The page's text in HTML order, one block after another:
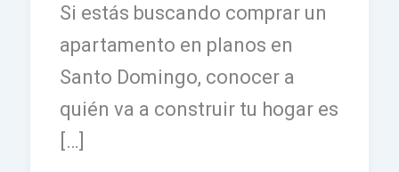
Si estás buscando comprar un
apartamento en planos en
Santo Domingo, conocer a
quién va a construir tu hogar es
[…]